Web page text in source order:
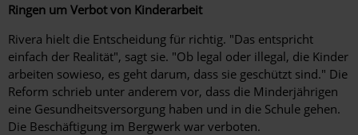
Ringen um Verbot von Kinderarbeit
Rivera hielt die Entscheidung für richtig. "Das entspricht
einfach der Realität", sagt sie. "Ob legal oder illegal, die Kinder
arbeiten sowieso, es geht darum, dass sie geschützt sind." Die
Reform schrieb unter anderem vor, dass die Minderjährigen
eine Gesundheitsversorgung haben und in die Schule gehen.
Die Beschäftigung im Bergwerk war verboten.